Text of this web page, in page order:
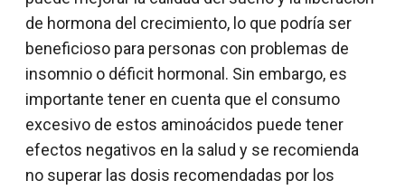
de hormona del crecimiento, lo que podría ser
beneficioso para personas con problemas de
insomnio o déficit hormonal. Sin embargo, es
importante tener en cuenta que el consumo
excesivo de estos aminoácidos puede tener
efectos negativos en la salud y se recomienda
no superar las dosis recomendadas por los